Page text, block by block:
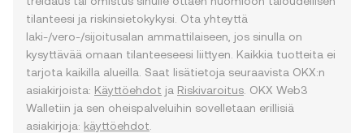
tilanteesi ja riskinsietokykysi. Ota yhteyttä
laki-/vero-/sijoitusalan ammattilaiseen, jos sinulla on
kysyttävää omaan tilanteeseesi liittyen. Kaikkia tuotteita ei
tarjota kaikilla alueilla. Saat lisätietoja seuraavista OKX:n
asiakirjoista: Käyttöehdot ja Riskivaroitus . OKX Web3
Walletiin ja sen oheispalveluihin sovelletaan erillisiä
asiakirjoja: käyttöehdot